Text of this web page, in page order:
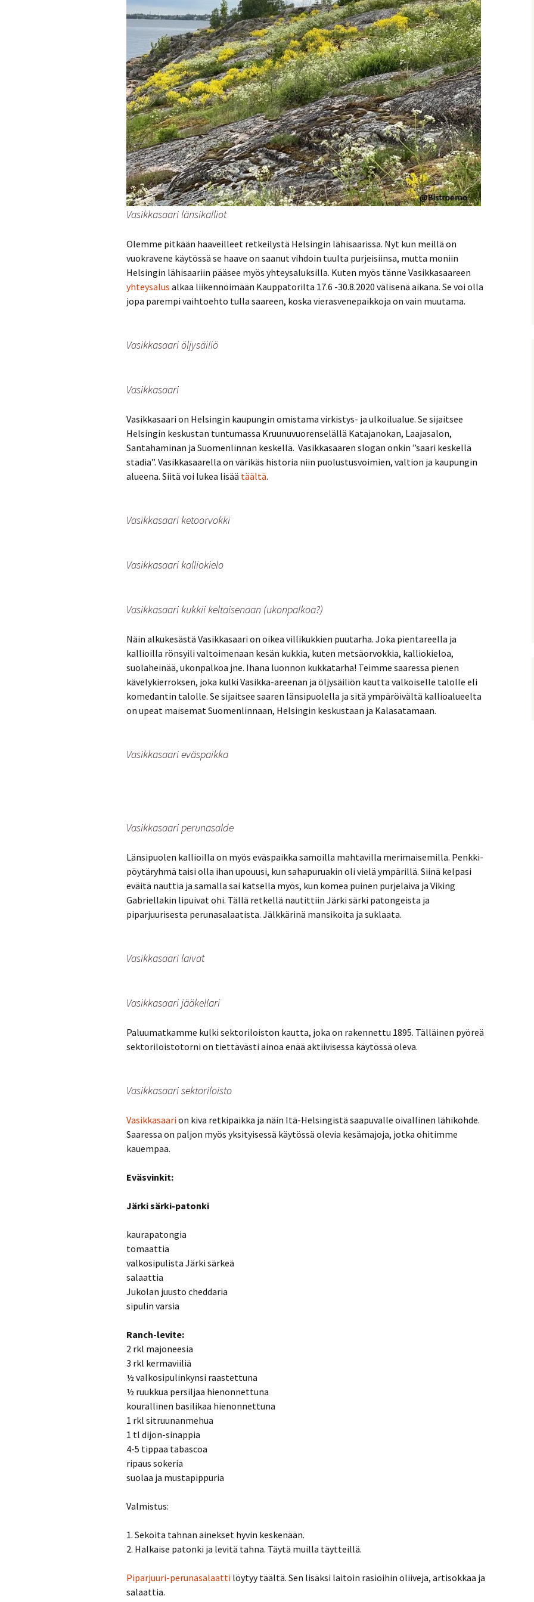
Pastat
Pizzat
Risotot
Salaatit
Sienet
Suolaiset leivonnaiset
Vasikkasaari länsikalliot
Olemme pitkään haaveilleet retkeilystä Helsingin lähisaarissa. Nyt kun meillä on
vuokravene käytössä se haave on saanut vihdoin tuulta purjeisiinsa, mutta moniin
Helsingin lähisaariin pääsee myös yhteysaluksilla. Kuten myös tänne Vasikkasaareen
yhteysalus alkaa liikennöimään Kauppatorilta 17.6 -30.8.2020 välisenä aikana. Se voi olla
jopa parempi vaihtoehto tulla saareen, koska vierasvenepaikkoja on vain muutama.
Vasikkasaari öljysäiliö
Vasikkasaari
Vasikkasaari on Helsingin kaupungin omistama virkistys- ja ulkoilualue. Se sijaitsee
Helsingin keskustan tuntumassa Kruunuvuorenselällä Katajanokan, Laajasalon,
Santahaminan ja Suomenlinnan keskellä. Vasikkasaaren slogan onkin ”saari keskellä
stadia”. Vasikkasaarella on värikäs historia niin puolustusvoimien, valtion ja kaupungin
alueena. Siitä voi lukea lisää täältä.
Vasikkasaari ketoorvokki
Vasikkasaari kalliokielo
Vasikkasaari kukkii keltaisenaan (ukonpalkoa?)
Näin alkukesästä Vasikkasaari on oikea villikukkien puutarha. Joka pientareella ja
kallioilla rönsyili valtoimenaan kesän kukkia, kuten metsäorvokkia, kalliokieloa,
suolaheinää, ukonpalkoa jne. Ihana luonnon kukkatarha! Teimme saaressa pienen
kävelykierroksen, joka kulki Vasikka-areenan ja öljysäiliön kautta valkoiselle talolle eli
komedantin talolle. Se sijaitsee saaren länsipuolella ja sitä ympäröivältä kallioalueelta
on upeat maisemat Suomenlinnaan, Helsingin keskustaan ja Kalasatamaan.
Vasikkasaari eväspaikka
Vasikkasaari perunasalde
Länsipuolen kallioilla on myös eväspaikka samoilla mahtavilla merimaisemilla. Penkki-
pöytäryhmä taisi olla ihan upouusi, kun sahapuruakin oli vielä ympärillä. Siinä kelpasi
eväitä nauttia ja samalla sai katsella myös, kun komea puinen purjelaiva ja Viking
Gabriellakin lipuivat ohi. Tällä retkellä nautittiin Järki särki patongeista ja
piparjuurisesta perunasalaatista. Jälkkärinä mansikoita ja suklaata.
Vasikkasaari laivat
Vasikkasaari jääkellari
Paluumatkamme kulki sektoriloiston kautta, joka on rakennettu 1895. Tälläinen pyöreä
sektoriloistotorni on tiettävästi ainoa enää aktiivisessa käytössä oleva.
Vasikkasaari sektoriloisto
Vasikkasaarion kiva retkipaikka ja näin Itä-Helsingistä saapuvalle oivallinen lähikohde.
Saaressa on paljon myös yksityisessä käytössä olevia kesämajoja, jotka ohitimme
kauempaa.
Eväsvinkit:
Järki särki-patonki
kaurapatongia
tomaattia
valkosipulista Järki särkeä
salaattia
Jukolan juusto cheddaria
sipulin varsia
Ranch-levite:
2 rkl majoneesia
3 rkl kermaviiliä
½ valkosipulinkynsi raastettuna
½ ruukkua persiljaa hienonnettuna
kourallinen basilikaa hienonnettuna
1 rkl sitruunanmehua
1 tl dijon-sinappia
4-5 tippaa tabascoa
ripaus sokeria
suolaa ja mustapippuria
Valmistus:
1. Sekoita tahnan ainekset hyvin keskenään.
2. Halkaise patonki ja levitä tahna. Täytä muilla täytteillä.
Piparjuuri-perunasalaatti löytyy täältä. Sen lisäksi laitoin rasioihin oliiveja, artisokkaa ja
salaattia.